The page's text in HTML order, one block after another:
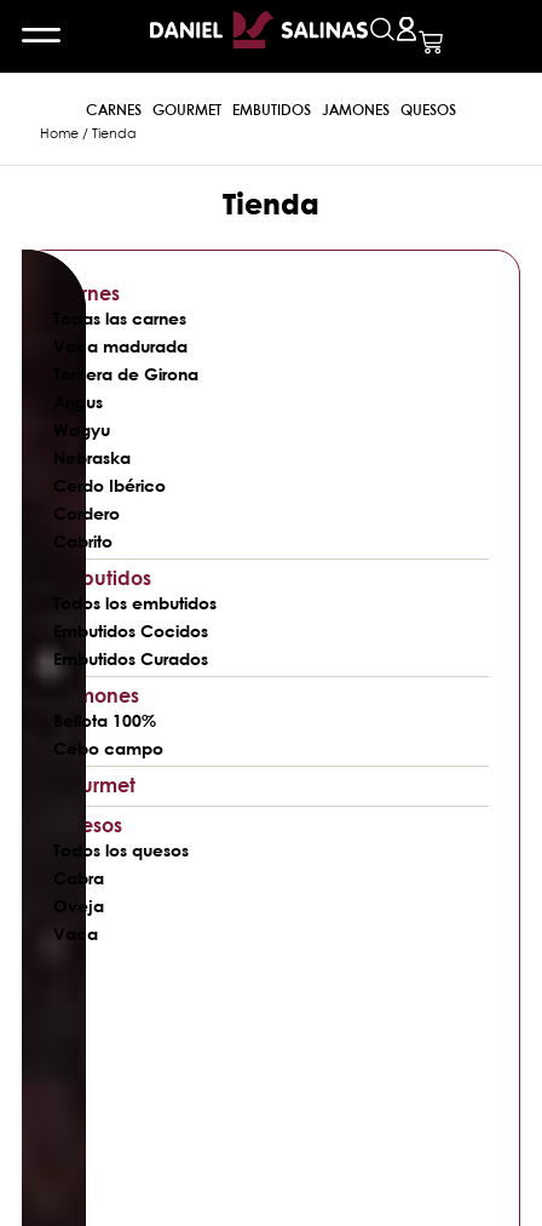
CARNES GOURMET EMBUTIDOS JAMONES QUESOS
Home/ Tienda
Tienda
Carnes
Todas las carnes
Vaca madurada
Ternera de Girona
Angus
Wagyu
Nebraska
Cerdo Ibérico
Cordero
Cabrito
Embutidos
Todos los embutidos
Embutidos Cocidos
Embutidos Curados
Jamones
Bellota 100%
Cebo campo
Gourmet
Quesos
Todos los quesos
Cabra
Oveja
Vaca